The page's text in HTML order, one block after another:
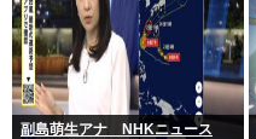
副島萌生アナ NHKニュース